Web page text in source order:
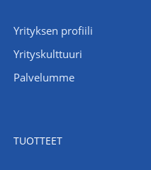
Yrityksen profiili
Yrityskulttuuri
Palvelumme
TUOTTEET